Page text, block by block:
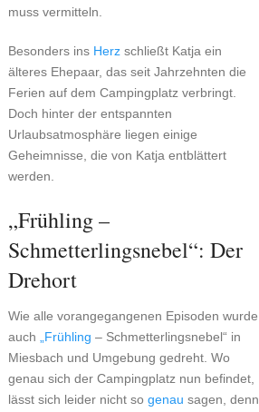
muss vermitteln.
Besonders ins Herzschließt Katja ein
älteres Ehepaar, das seit Jahrzehnten die
Ferien auf dem Campingplatz verbringt.
Doch hinter der entspannten
Urlaubsatmosphäre liegen einige
Geheimnisse, die von Katja entblättert
werden.
„Frühling –
Schmetterlingsnebel“: Der
Drehort
Wie alle vorangegangenen Episoden wurde
auch „Frühling – Schmetterlingsnebel“ in
Miesbach und Umgebung gedreht. Wo
genau sich der Campingplatz nun befindet,
lässt sich leider nicht so genau sagen, denn